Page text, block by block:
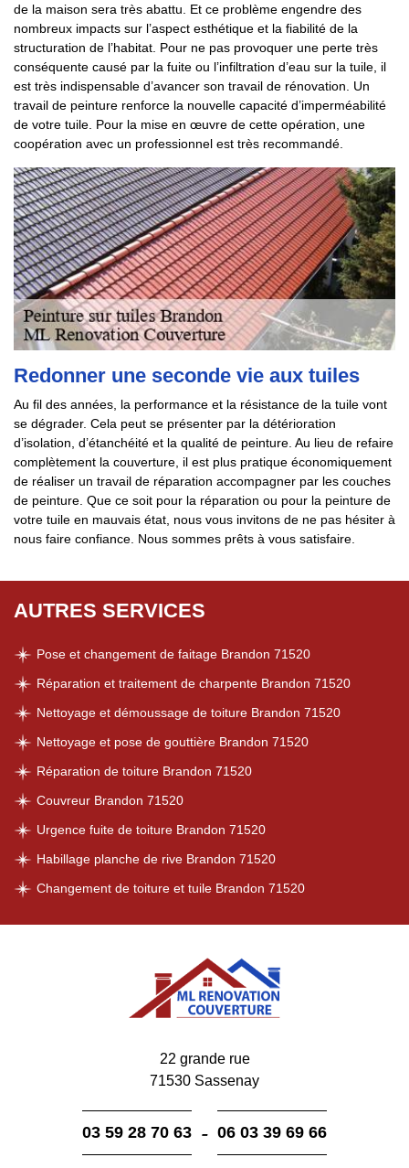
de la maison sera très abattu. Et ce problème engendre des
nombreux impacts sur l’aspect esthétique et la fiabilité de la
structuration de l’habitat. Pour ne pas provoquer une perte très
conséquente causé par la fuite ou l’infiltration d’eau sur la tuile, il
est très indispensable d’avancer son travail de rénovation. Un
travail de peinture renforce la nouvelle capacité d’imperméabilité
de votre tuile. Pour la mise en œuvre de cette opération, une
coopération avec un professionnel est très recommandé.
Redonner une seconde vie aux tuiles
Au fil des années, la performance et la résistance de la tuile vont
se dégrader. Cela peut se présenter par la détérioration
d’isolation, d’étanchéité et la qualité de peinture. Au lieu de refaire
complètement la couverture, il est plus pratique économiquement
de réaliser un travail de réparation accompagner par les couches
de peinture. Que ce soit pour la réparation ou pour la peinture de
votre tuile en mauvais état, nous vous invitons de ne pas hésiter à
nous faire confiance. Nous sommes prêts à vous satisfaire.
AUTRES SERVICES
Pose et changement de faitage Brandon 71520
Réparation et traitement de charpente Brandon 71520
Nettoyage et démoussage de toiture Brandon 71520
Nettoyage et pose de gouttière Brandon 71520
Réparation de toiture Brandon 71520
Couvreur Brandon 71520
Urgence fuite de toiture Brandon 71520
Habillage planche de rive Brandon 71520
Changement de toiture et tuile Brandon 71520
22 grande rue
71530 Sassenay
03 59 28 70 63 - 06 03 39 69 66